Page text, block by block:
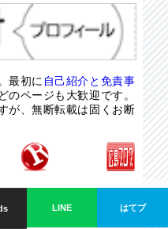
最初に 自己紹介と免責事
のページも大歓迎です。
が、無断転載は固くお断
LINE はてブ